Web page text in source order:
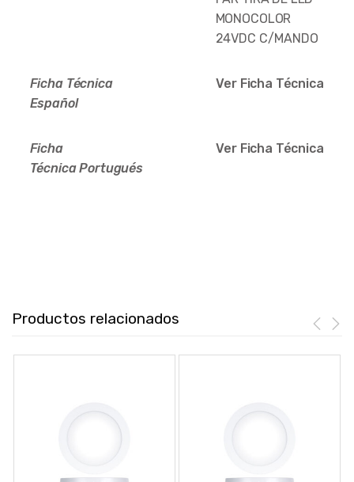
MONOCOLOR
24VDC C/MANDO
Ficha Técnica
Español
Ver Ficha Técnica
Ficha
TécnicaPortugués
Ver Ficha Técnica
Productos relacionados